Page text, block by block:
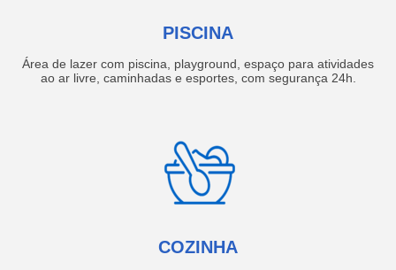
PISCINA
Área de lazer com piscina, playground, espaço para atividades
ao ar livre, caminhadas e esportes, com segurança 24h.
COZINHA